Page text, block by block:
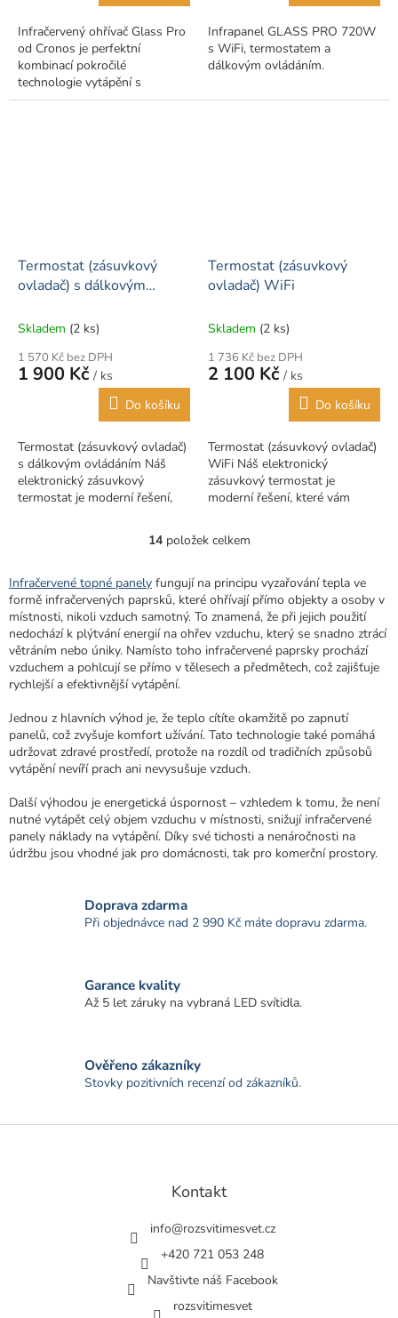
Infračervený ohřívač Glass Pro
od Cronos je perfektní
kombinací pokročilé
technologie vytápění s
moderním stylovým designem.
Infrapanel GLASS PRO 720W
s WiFi, termostatem a
dálkovým ovládáním.
Termostat (zásuvkový
ovladač) s dálkovým
Skladem (2 ks)
1 570 Kč bez DPH
1 900 Kč / ks
Do košíku
Termostat (zásuvkový ovladač)
s dálkovým ovládáním Náš
elektronický zásuvkový
termostat je moderní řešení,
okolí automatickým zapínáním
Termostat (zásuvkový
ovladač) WiFi
Skladem (2 ks)
1 736 Kč bez DPH
2 100 Kč / ks
Do košíku
Termostat (zásuvkový ovladač)
WiFi Náš elektronický
zásuvkový termostat je
moderní řešení, které vám
teplotu automatickým
zapínáním a vypínáním do něj...
O
l
á
d
a
c
í
v
k
y
v
p
i
s
u
14položek celkem
Infračervené topné panely fungují na principu vyzařování tepla ve
formě infračervených paprsků, které ohřívají přímo objekty a osoby v
místnosti, nikoli vzduch samotný. To znamená, že při jejich použití
nedochází k plýtvání energií na ohřev vzduchu, který se snadno ztrácí
větráním nebo úniky. Namísto toho infračervené paprsky prochází
vzduchem a pohlcují se přímo v tělesech a předmětech, což zajišťuje
rychlejší a efektivnější vytápění.
Jednou z hlavních výhod je, že teplo cítíte okamžitě po zapnutí
panelů, což zvyšuje komfort užívání. Tato technologie také pomáhá
udržovat zdravé prostředí, protože na rozdíl od tradičních způsobů
vytápění nevíří prach ani nevysušuje vzduch.
Další výhodou je energetická úspornost – vzhledem k tomu, že není
nutné vytápět celý objem vzduchu v místnosti, snižují infračervené
panely náklady na vytápění. Díky své tichosti a nenáročnosti na
údržbu jsou vhodné jak pro domácnosti, tak pro komerční prostory.
Doprava zdarma
Při objednávce nad 2 990 Kč máte dopravu zdarma.
Garance kvality
Až 5 let záruky na vybraná LED svítidla.
Ověřeno zákazníky
Stovky pozitivních recenzí od zákazníků.
Z
Kontakt
info@rozsvitimesvet.cz
+420 721 053 248
Navštivte náš Facebook
rozsvitimesvet